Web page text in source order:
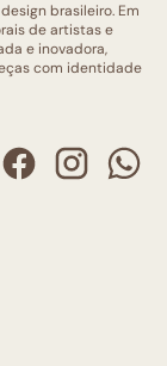
brasileiro. Em
de artistas e
e inovadora,
com identidade